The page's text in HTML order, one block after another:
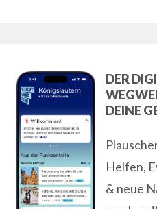
DER
DEINE
Helfen,
& neue